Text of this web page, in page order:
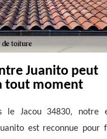
Juanito peut
tout moment
le Jacou 34830, notre
est reconnue pour